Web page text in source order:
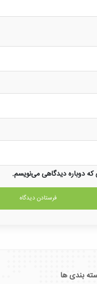
که دوباره دیدگاهی می‌نویسم.
بندی ها